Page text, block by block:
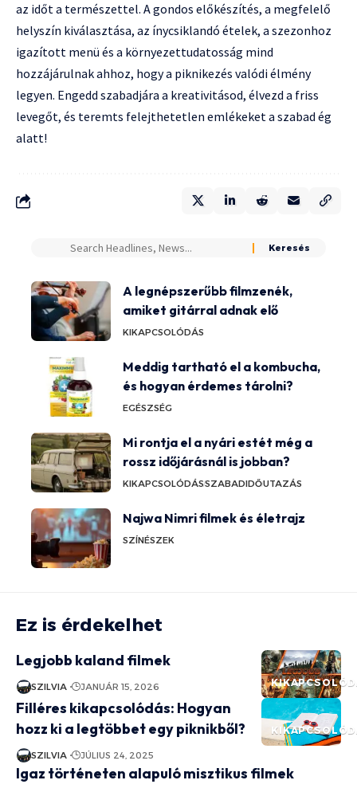
az időt a természettel. A gondos előkészítés, a megfelelő
helyszín kiválasztása, az ínycsiklandó ételek, a szezonhoz
igazított menü és a környezettudatosság mind
hozzájárulnak ahhoz, hogy a piknikezés valódi élmény
legyen. Engedd szabadjára a kreativitásod, élvezd a friss
levegőt, és teremts felejthetetlen emlékeket a szabad ég
alatt!
A legnépszerűbb filmzenék,
amiket gitárral adnak elő
KIKAPCSOLÓDÁS
Meddig tartható el a kombucha,
és hogyan érdemes tárolni?
EGÉSZSÉG
Mi rontja el a nyári estét még a
rossz időjárásnál is jobban?
KIKAPCSOLÓDÁSSZABADIDŐUTAZÁS
Najwa Nimri filmek és életrajz
SZÍNÉSZEK
Ez is érdekelhet
Legjobb kaland filmek
SZILVIA JANUÁR 15, 2026
Filléres kikapcsolódás: Hogyan
hozz ki a legtöbbet egy piknikből?
SZILVIA JÚLIUS 24, 2025
Igaz történeten alapuló misztikus filmek